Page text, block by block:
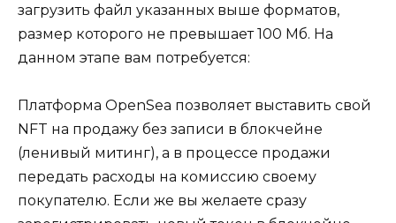
загрузить файл указанных выше форматов,
размер которого не превышает 100 Мб. На
данном этапе вам потребуется:
Платформа OpenSea позволяет выставить свой
NFT на продажу без записи в блокчейне
(ленивый митинг), а в процессе продажи
передать расходы на комиссию своему
покупателю. Если же вы желаете сразу